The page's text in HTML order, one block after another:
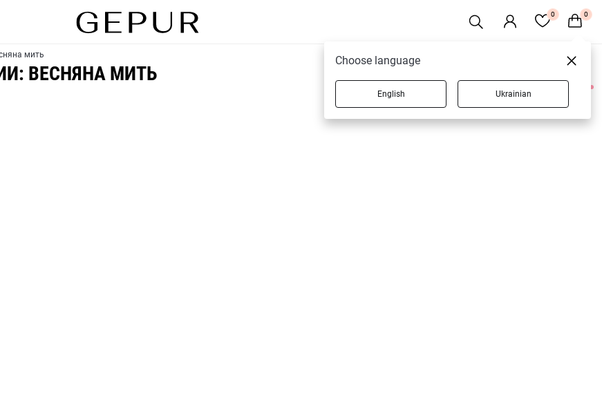
0 0
мить
ВЕСНЯНА МИТЬ
1 товаров
Choose language
English Ukrainian